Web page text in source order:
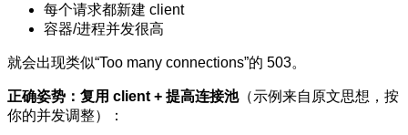
每个请求都新建 client
容器/进程并发很高
就会出现类似“Too many connections”的 503。
正确姿势：复用 client + 提高连接池（示例来自原文思想，按
你的并发调整）：